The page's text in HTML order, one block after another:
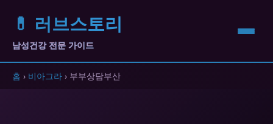
💊 러브스토리
남성건강 전문 가이드
홈 › 비아그라 › 부부상담부산